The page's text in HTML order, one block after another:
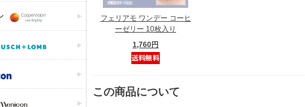
フェリアモ ワンデー コーヒ
ーゼリー 10枚入り
1,760円
この商品について